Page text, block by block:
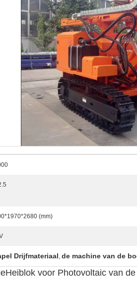
(mm)
Drijfmateriaal, de machine van de
voor Photovoltaic van